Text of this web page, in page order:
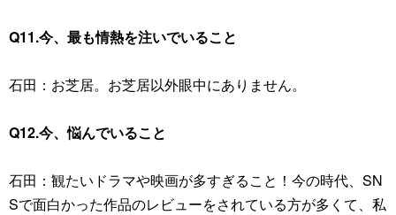
Q11.今、最も情熱を注いでいること
石田：お芝居。お芝居以外眼中にありません。
Q12.今、悩んでいること
石田：観たいドラマや映画が多すぎること！今の時代、SN
Sで面白かった作品のレビューをされている方が多くて、私